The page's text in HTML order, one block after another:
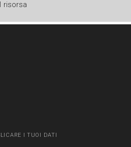
risorsa
I TUOI DATI